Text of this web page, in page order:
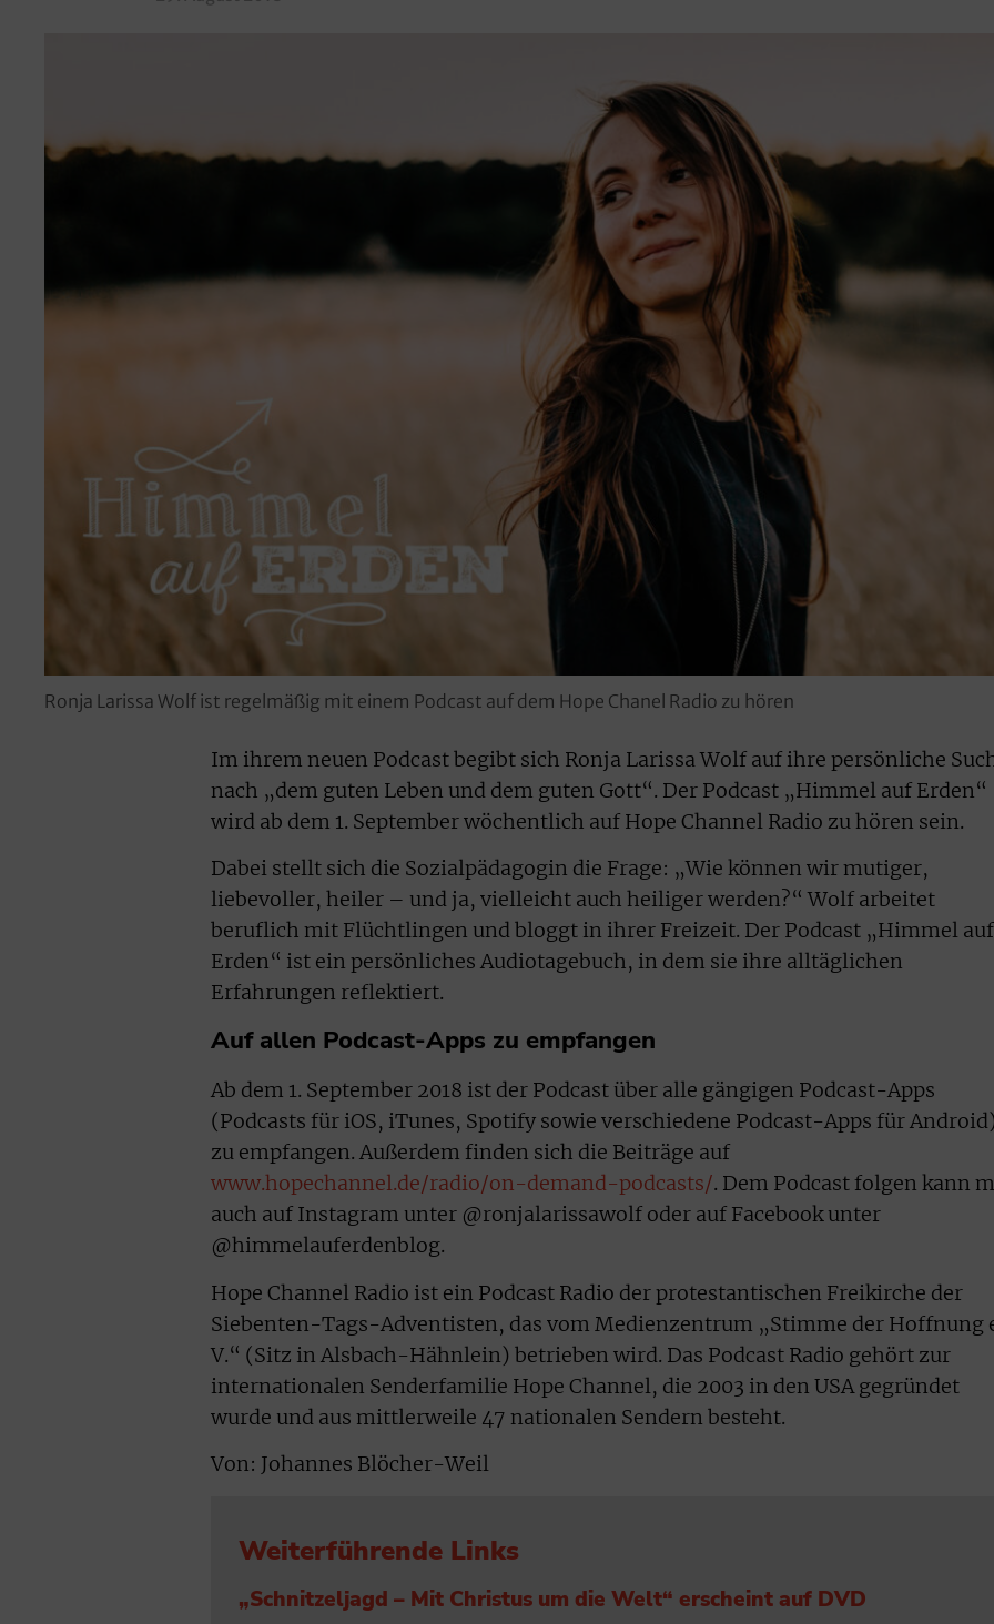
Ronja Larissa Wolf ist regelmäßig mit einem Podcast auf dem Hope Chanel Radio zu hören
Im ihrem neuen Podcast begibt sich Ronja Larissa Wolf auf ihre persönliche
nach „dem guten Leben und dem guten Gott“. Der Podcast „Himmel auf Erden“
wird ab dem 1. September wöchentlich auf Hope Channel Radio zu hören sein.
Dabei stellt sich die Sozialpädagogin die Frage: „Wie können wir mutiger,
liebevoller, heiler – und ja, vielleicht auch heiliger werden?“ Wolf arbeitet
beruflich mit Flüchtlingen und bloggt in ihrer Freizeit. Der Podcast „Himmel auf
Erden“ ist ein persönliches Audiotagebuch, in dem sie ihre alltäglichen
Erfahrungen reflektiert.
Auf allen Podcast-Apps zu empfangen
Ab dem 1. September 2018 ist der Podcast über alle gängigen Podcast-Apps
(Podcasts für iOS, iTunes, Spotify sowie verschiedene Podcast-Apps für Android)
zu empfangen. Außerdem finden sich die Beiträge auf
www.hopechannel.de/radio/on-demand-podcasts/. Dem Podcast folgen kann
auch auf Instagram unter @ronjalarissawolf oder auf Facebook unter
@himmelauferdenblog.
Hope Channel Radio ist ein Podcast Radio der protestantischen Freikirche der
Siebenten-Tags-Adventisten, das vom Medienzentrum „Stimme der Hoffnung
V.“ (Sitz in Alsbach-Hähnlein) betrieben wird. Das Podcast Radio gehört zur
internationalen Senderfamilie Hope Channel, die 2003 in den USA gegründet
wurde und aus mittlerweile 47 nationalen Sendern besteht.
Von: Johannes Blöcher-Weil
Weiterführende Links
„Schnitzeljagd – Mit Christus um die Welt“ erscheint auf DVD